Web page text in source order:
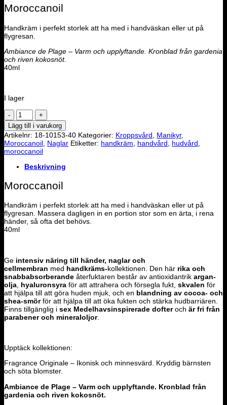
priset
var:
Moroccanoil
Handkräm i perfekt storlek att ha med i handväskan eller ut på
flygresan.
Ambiance de Plage – Varm och upplyftande. Kronblad från gardenia
och riven kokosnöt.
40ml
I lager
Moroccanoil
Handkräm
-
Ambiance
de
Plage
Lägg till i varukorg
Artikelnr: 18-10153-40 Kategorier: Kroppsvård Manikyr,
Moroccanoil Naglar Etiketter: handkräm handvård hudvård
moroccanoil
Beskrivning
Moroccanoil
Handkräm i perfekt storlek att ha med i handväskan eller ut på
flygresan. Massera dagligen in en portion stor som en ärta, i rena
händer, så ofta det behövs.
40ml
Ge intensiv näring till händer, naglar och
cellmembran med handkräms-kollektionen. Den här rika och
snabbabsorberande återfuktaren består av antioxidantrik argan-
olja hyaluronsyra för att attrahera och försegla fukt, skvalen för
att hjälpa till att göra huden mjuk, och en blandning av cocoa- och
shea-smörför att hjälpa till att öka fukten och stärka hudbarriären.
Finns tillgänglig i sex Medelhavsinspirerade dofteroch är fri från
parabener och mineraloljor.
Upptäck kollektionen:
Fragrance Originale – Ikonisk och minnesvärd. Kryddig bärnsten
och söta blomster.
Ambiance de Plage – Varm och upplyftande. Kronblad från
gardenia och riven kokosnöt.